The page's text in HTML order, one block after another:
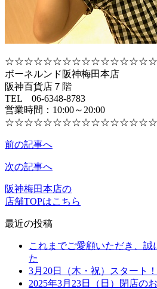
ボーネルンド阪神梅田本店
阪神百貨店７階
TEL 06-6348-8783
営業時間：10:00～20:00
前の記事へ
次の記事へ
阪神梅田本店の
店舗TOPはこちら
最近の投稿
これまでご愛顧いただき、誠
た
3月20日（木・祝）スタート
2025年3月23日（日）閉店の